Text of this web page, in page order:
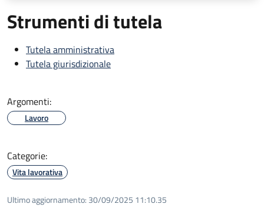
Strumenti di tutela
Tutela amministrativa
Tutela giurisdizionale
Argomenti:
Lavoro
Categorie:
Vita lavorativa
Ultimo aggiornamento: 30/09/2025 11:10.35